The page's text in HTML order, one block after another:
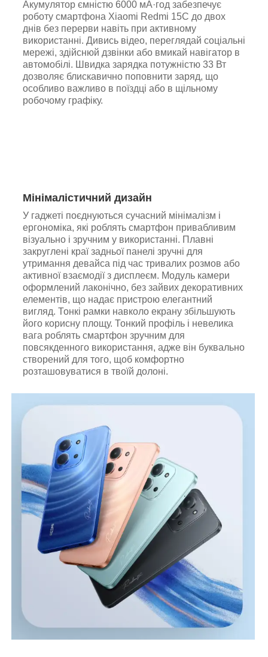
Акумулятор ємністю 6000 мА·год забезпечує
роботу смартфона Xiaomi Redmi 15C до двох
днів без перерви навіть при активному
використанні. Дивись відео, переглядай соціальні
мережі, здійснюй дзвінки або вмикай навігатор в
автомобілі. Швидка зарядка потужністю 33 Вт
дозволяє блискавично поповнити заряд, що
особливо важливо в поїздці або в щільному
робочому графіку.
Мінімалістичний дизайн
У гаджеті поєднуються сучасний мінімалізм і
ергономіка, які роблять смартфон привабливим
візуально і зручним у використанні. Плавні
закруглені краї задньої панелі зручні для
утримання девайса під час тривалих розмов або
активної взаємодії з дисплеєм. Модуль камери
оформлений лаконічно, без зайвих декоративних
елементів, що надає пристрою елегантний
вигляд. Тонкі рамки навколо екрану збільшують
його корисну площу. Тонкий профіль і невелика
вага роблять смартфон зручним для
повсякденного використання, адже він буквально
створений для того, щоб комфортно
розташовуватися в твоїй долоні.